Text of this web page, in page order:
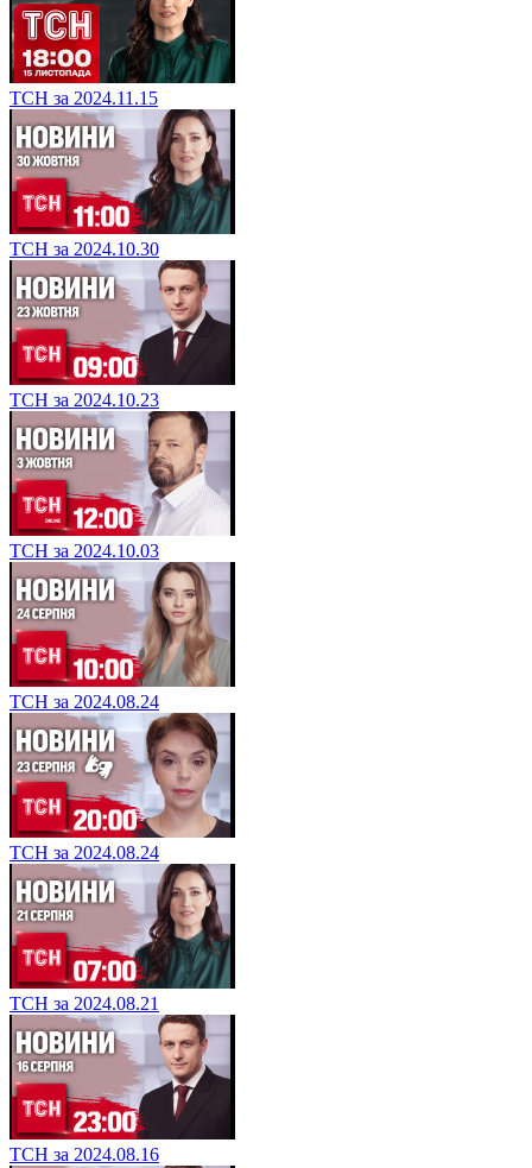
ТСН за 2024.11.15
ТСН за 2024.10.30
ТСН за 2024.10.23
ТСН за 2024.10.03
ТСН за 2024.08.24
ТСН за 2024.08.24
ТСН за 2024.08.21
ТСН за 2024.08.16